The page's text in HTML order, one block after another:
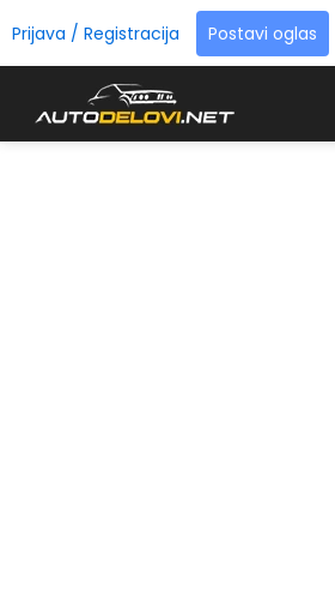
Prijava / Registracija Postavi oglas